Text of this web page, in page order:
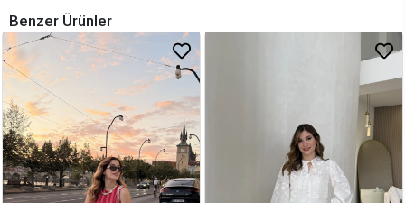
Benzer Ürünler